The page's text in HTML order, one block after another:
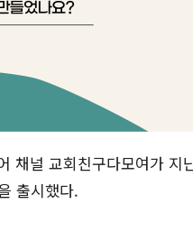
채널 교회친구다모여가 지
출시했다.